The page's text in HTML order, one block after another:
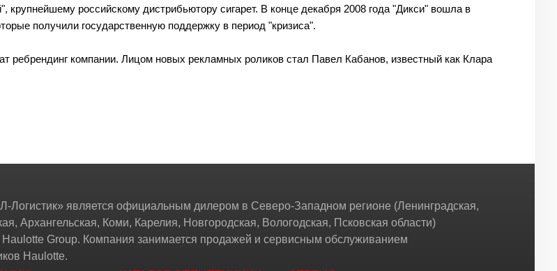
крупнейшему российскому дистрибьютору сигарет. В конце декабря 2008 года "Дикси" вошла в
получили государственную поддержку в период "кризиса".
ребрендинг компании. Лицом новых рекламных роликов стал Павел Кабанов, известный как Клара
является официальным дилером в Северо-Западном регионе (Ленинградская,
Архангельская, Коми, Карелия, Новгородская, Вологодская, Псковская области)
Haulotte Group. Компания занимается продажей и сервисным обслуживанием
Haulotte.